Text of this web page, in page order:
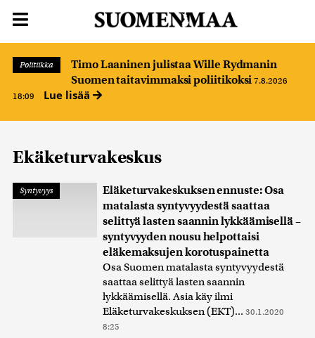
Politiikka
Timo Laaninen julistaa Wille Rydmanin
Suomen taitavimmaksi poliitikoksi 7.8.2026
18:09
Lue lisää
Ekäketurvakeskus
Syntyvyys
Eläketurvakeskuksen ennuste: Osa
matalasta syntyvyydestä saattaa
selittyä lasten saannin lykkäämisellä –
syntyvyyden nousu helpottaisi
eläkemaksujen korotuspainetta
Osa Suomen matalasta syntyvyydestä
saattaa selittyä lasten saannin
lykkäämisellä. Asia käy ilmi
Eläketurvakeskuksen (EKT)... 30.1.2020
8:25